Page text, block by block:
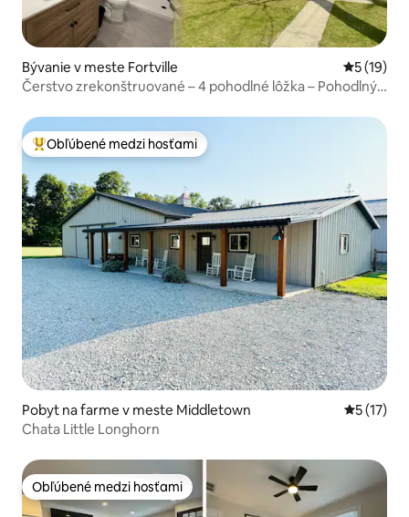
Bývanie v meste Fortville
5 (19)
Čerstvo zrekonštruované – 4 pohodlné lôžka – Pohodlný
Najobľúbenejšie medzi hosťami
Obľúbené medzi hosťami
Pobyt na farme v meste Middletown
5 (17)
Chata Little Longhorn
Obľúbené medzi hosťami
Obľúbené medzi hosťami